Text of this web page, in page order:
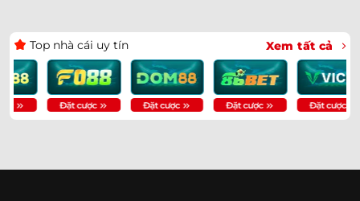
Top nhà cái uy tín Xem tất cả